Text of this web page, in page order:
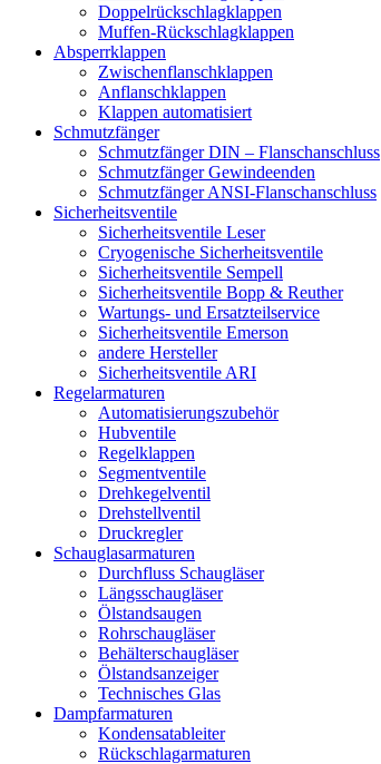
Doppelrückschlagklappen
Muffen-Rückschlagklappen
Absperrklappen
Zwischenflanschklappen
Anflanschklappen
Klappen automatisiert
Schmutzfänger
Schmutzfänger DIN – Flanschanschluss
Schmutzfänger Gewindeenden
Schmutzfänger ANSI-Flanschanschluss
Sicherheitsventile
Sicherheitsventile Leser
Cryogenische Sicherheitsventile
Sicherheitsventile Sempell
Sicherheitsventile Bopp & Reuther
Wartungs- und Ersatzteilservice
Sicherheitsventile Emerson
andere Hersteller
Sicherheitsventile ARI
Regelarmaturen
Automatisierungszubehör
Hubventile
Regelklappen
Segmentventile
Drehkegelventil
Drehstellventil
Druckregler
Schauglas­armaturen
Durchfluss Schaugläser
Längsschaugläser
Ölstandsaugen
Rohrschaugläser
Behälterschaugläser
Ölstandsanzeiger
Technisches Glas
Dampfarmaturen
Kondensatableiter
Rückschlagarmaturen